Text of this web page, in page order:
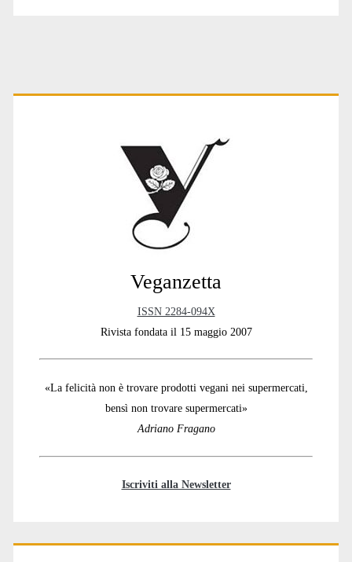
Primary
Veganzetta
ISSN 2284-094X
Rivista fondata il 15 maggio 2007
«La felicità non è trovare prodotti vegani nei supermercati,
bensì non trovare supermercati»
Adriano Fragano
Iscriviti alla Newsletter